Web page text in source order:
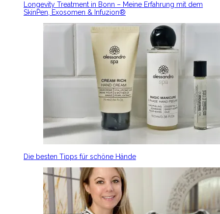
Longevity Treatment in Bonn – Meine Erfahrung mit dem
SkinPen, Exosomen & Infuzion®
Die besten Tipps für schöne Hände